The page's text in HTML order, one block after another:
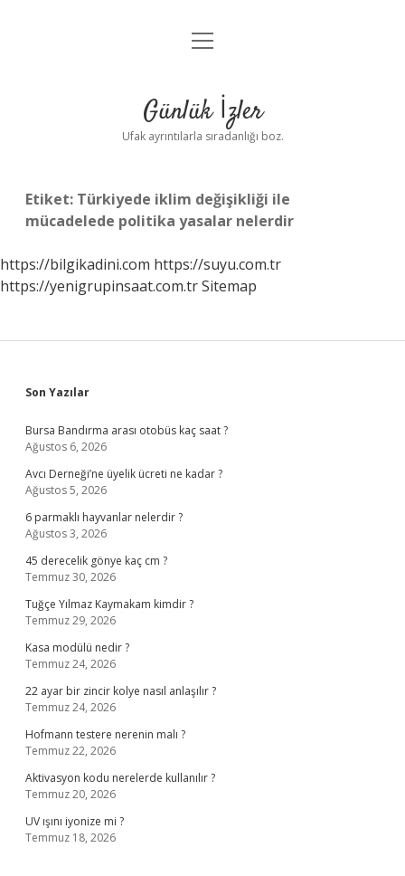
Anasayfa
Yasal Uyarı
menüyü
Günlük İzler
Ufak ayrıntılarla sıradanlığı boz.
Etiket: Türkiyede iklim değişikliği ile
mücadelede politika yasalar nelerdir
https://bilgikadini.com https://suyu.com.tr
https://yenigrupinsaat.com.trSitemap
Sidebar
Son Yazılar
Bursa Bandırma arası otobüs kaç saat ?
Ağustos 6, 2026
Avcı Derneği’ne üyelik ücreti ne kadar ?
Ağustos 5, 2026
6 parmaklı hayvanlar nelerdir ?
Ağustos 3, 2026
45 derecelik gönye kaç cm ?
Temmuz 30, 2026
Tuğçe Yılmaz Kaymakam kimdir ?
Temmuz 29, 2026
Kasa modülü nedir ?
Temmuz 24, 2026
22 ayar bir zincir kolye nasıl anlaşılır ?
Temmuz 24, 2026
Hofmann testere nerenin malı ?
Temmuz 22, 2026
Aktivasyon kodu nerelerde kullanılır ?
Temmuz 20, 2026
UV ışını iyonize mi ?
Temmuz 18, 2026